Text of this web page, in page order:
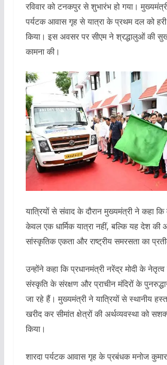
रविवार को टनकपुर से शुभारंभ हो गया।
पर्यटक आवास गृह से यात्रा के प्रथम दल को हरी
किया। इस अवसर पर सीएम ने श्रद्धालुओं की
कामना की।
यात्रियों से संवाद के दौरान मुख्यमंत्री ने कहा कि
केवल एक धार्मिक यात्रा नहीं, बल्कि यह देश की
सांस्कृतिक एकता और राष्ट्रीय समरसता का
उन्होंने कहा कि प्रधानमंत्री नरेंद्र मोदी के
संस्कृति के संरक्षण और प्राचीन मंदिरों के
जा रहे हैं। मुख्यमंत्री ने यात्रियों से स्थानीय
खरीद कर सीमांत क्षेत्रों की अर्थव्यवस्था को
किया।
शारदा पर्यटक आवास गृह के प्रबंधक मनोज